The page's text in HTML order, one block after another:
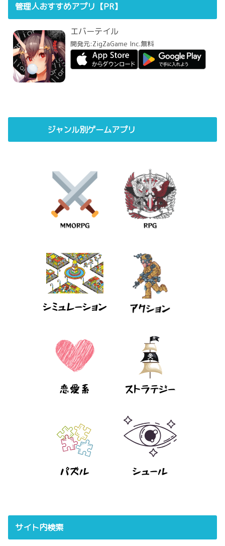
管理人おすすめアプリ【PR】
エバーテイル
開発元:ZigZaGame Inc.無料
ジャンル別ゲームアプリ
サイト内検索